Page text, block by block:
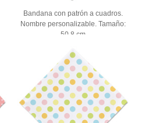
Bandana con patrón a cuadros.
Nombre personalizable. Tamaño:
50.8 cm